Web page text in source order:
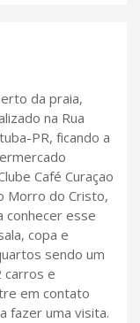
da praia,
na Rua
PR, ficando a
Café Curaçao
Morro do Cristo,
conhecer esse
copa e
sendo um
carros e
em contato
fazer uma visita.